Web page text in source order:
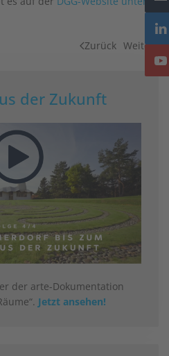
Zurück Weiter
der Zukunft
der arte-Dokumentation
Jetzt ansehen!